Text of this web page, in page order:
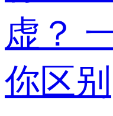
虚？
你区别